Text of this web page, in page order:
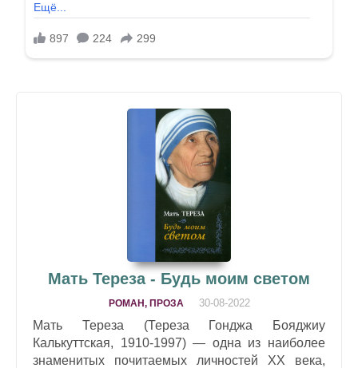
Мать Тереза - Будь моим светом
РОМАН, ПРОЗА 30-08-2022
Мать Тереза (Тереза Гонджа Бояджиу
Калькуттская, 1910-1997) — одна из наиболее
знаменитых почитаемых личностей XX века,